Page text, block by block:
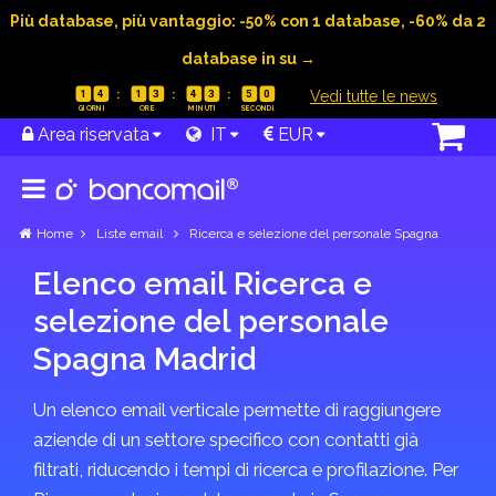
Più database, più vantaggio: -50% con 1 database, -60% da 2
database in su →
1 4 1 3 4 3 5 0 Vedi tutte le news
Area riservata IT EUR
Home Liste email Ricerca e selezione del personale Spagna
Elenco email Ricerca e
selezione del personale
Spagna Madrid
Un elenco email verticale permette di raggiungere
aziende di un settore specifico con contatti già
filtrati, riducendo i tempi di ricerca e profilazione. Per